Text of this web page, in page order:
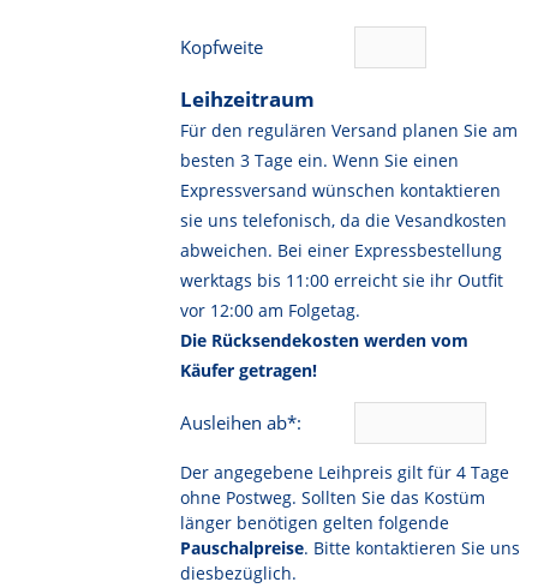
Kopfweite
Leihzeitraum
Für den regulären Versand planen Sie am
besten 3 Tage ein. Wenn Sie einen
Expressversand wünschen kontaktieren
sie uns telefonisch, da die Vesandkosten
abweichen. Bei einer Expressbestellung
werktags bis 11:00 erreicht sie ihr Outfit
vor 12:00 am Folgetag.
Die Rücksendekosten werden vom
Käufer getragen!
Ausleihen ab*:
Der angegebene Leihpreis gilt für 4 Tage
ohne Postweg. Sollten Sie das Kostüm
länger benötigen gelten folgende
Pauschalpreise. Bitte kontaktieren Sie uns
diesbezüglich.